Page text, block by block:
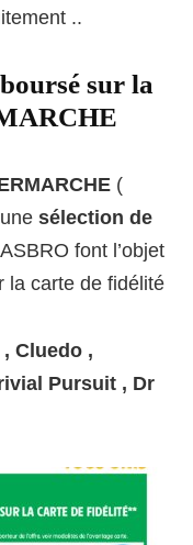
..
sur la
(
sélection de
font l’objet
la carte de fidélité
Cluedo ,
Pursuit , Dr